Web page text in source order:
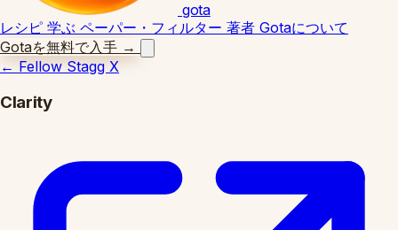
gota
レシピ 学ぶ ペーパー・フィルター 著者 Gotaについて
Gotaを無料で入手 →
← Fellow Stagg X
Clarity